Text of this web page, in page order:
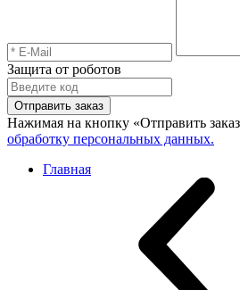
Защита от роботов
Отправить заказ
Нажимая на кнопку «Отправить
обработку персональных данных.
Главная